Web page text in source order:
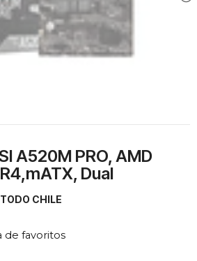
A520M PRO, AMD
Dual
CHILE
de favoritos